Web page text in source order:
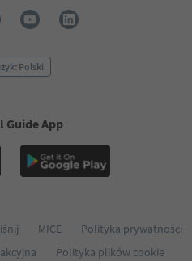
Polski
Guide App
MICE
Polityka prywatności
Polityka plików cookie